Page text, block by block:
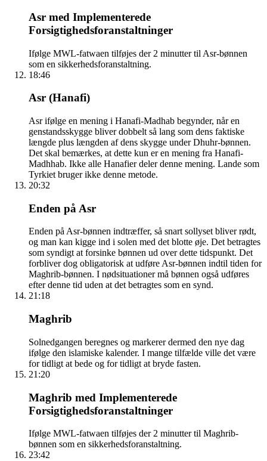
Asr med Implementerede
Forsigtighedsforanstaltninger
Ifølge MWL-fatwaen tilføjes der 2 minutter til Asr-bønnen
som en sikkerhedsforanstaltning.
18:46
Asr (Hanafi)
Asr ifølge en mening i Hanafi-Madhab begynder, når en
genstandsskygge bliver dobbelt så lang som dens faktiske
længde plus længden af dens skygge under Dhuhr-bønnen.
Det skal bemærkes, at dette kun er en mening fra Hanafi-
Madhhab. Ikke alle Hanafier deler denne mening. Lande som
Tyrkiet bruger ikke denne metode.
20:32
Enden på Asr
Enden på Asr-bønnen indtræffer, så snart sollyset bliver rødt,
og man kan kigge ind i solen med det blotte øje. Det betragtes
som syndigt at forsinke bønnen ud over dette tidspunkt. Det
forbliver dog obligatorisk at udføre Asr-bønnen indtil tiden for
Maghrib-bønnen. I nødsituationer må bønnen også udføres
efter denne tid uden at det betragtes som en synd.
21:18
Maghrib
Solnedgangen beregnes og markerer dermed den nye dag
ifølge den islamiske kalender. I mange tilfælde ville det være
for tidligt at bede og for tidligt at bryde fasten.
21:20
Maghrib med Implementerede
Forsigtighedsforanstaltninger
Ifølge MWL-fatwaen tilføjes der 2 minutter til Maghrib-
bønnen som en sikkerhedsforanstaltning.
23:42